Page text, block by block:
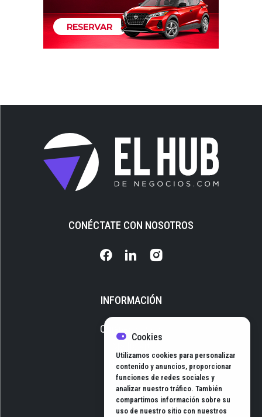
INFORMACIÓN
Quiénes somos
Newsletter
Contacto
CONÉCTATE CON NOSOTROS
Cookies
Utilizamos cookies para personalizar
contenido y anuncios, proporcionar
funciones de redes sociales y
analizar nuestro tráfico. También
compartimos información sobre su
uso de nuestro sitio con nuestros